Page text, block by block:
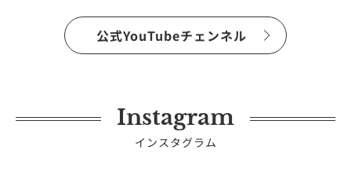
公式YouTubeチェンネル
Instagram
インスタグラム